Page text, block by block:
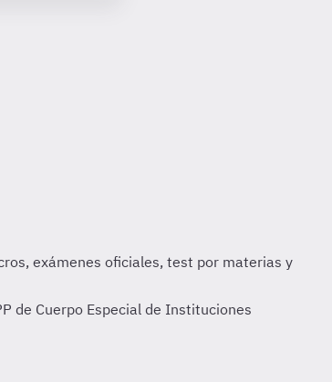
de Cuerpo Especial de Instituciones